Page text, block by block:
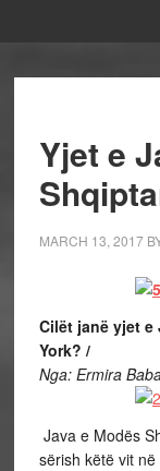
Yjet e
MARCH 13, 2017
Cilët janë yjet e
York? /
Nga: Ermira
Java e Modës
sërish këtë vit